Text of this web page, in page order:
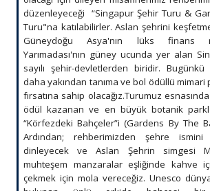
düzenleyeceği “Singapur Şehir Turu &
Turu"na katılabilirler. Aslan şehrini
Güneydoğu Asya'nın lüks finans
Yarımadası'nın güney ucunda yer alan
sayılı şehir-devletlerden biridir.
daha yakından tanıma ve bol ödüllü
fırsatına sahip olacağız.Turumuz
ödül kazanan ve en büyük botanik
“Körfezdeki Bahçeler”i (Gardens By The
Ardından; rehberimizden şehre
dinleyecek ve Aslan Şehrin simgesi
muhteşem manzaralar eşliğinde kahve
çekmek için mola vereceğiz. Unesco